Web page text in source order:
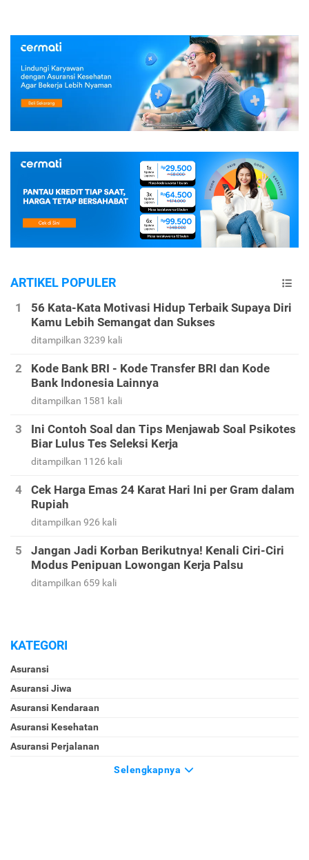
ARTIKEL POPULER
56 Kata-Kata Motivasi Hidup Terbaik Supaya Diri
Kamu Lebih Semangat dan Sukses
ditampilkan 3239 kali
Kode Bank BRI - Kode Transfer BRI dan Kode
Bank Indonesia Lainnya
ditampilkan 1581 kali
Ini Contoh Soal dan Tips Menjawab Soal Psikotes
Biar Lulus Tes Seleksi Kerja
ditampilkan 1126 kali
Cek Harga Emas 24 Karat Hari Ini per Gram dalam
Rupiah
ditampilkan 926 kali
Jangan Jadi Korban Berikutnya! Kenali Ciri-Ciri
Modus Penipuan Lowongan Kerja Palsu
ditampilkan 659 kali
KATEGORI
Asuransi
Asuransi Jiwa
Asuransi Kendaraan
Asuransi Kesehatan
Asuransi Perjalanan
Selengkapnya